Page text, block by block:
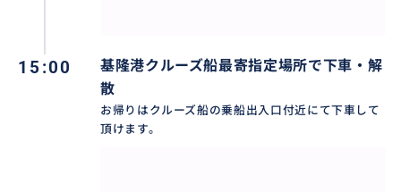
なんといっても、クルーズ船の寄港場所からダイレクト
15:00
基隆港クルーズ船最寄指定場所で下車・解
散
お帰りはクルーズ船の乗船出入口付近にて下車して
頂けます。